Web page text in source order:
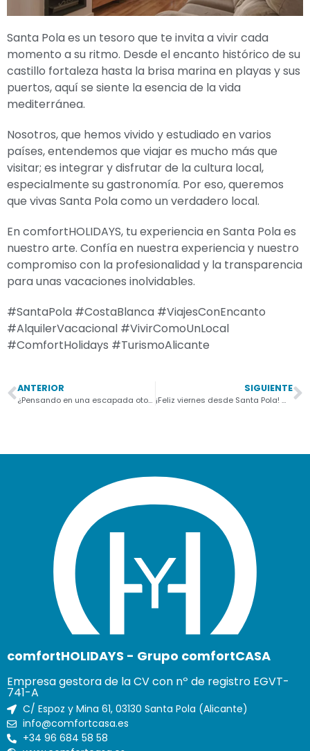
Santa Pola es un tesoro que te invita a vivir cada
momento a su ritmo. Desde el encanto histórico de su
castillo fortaleza hasta la brisa marina en playas y sus
puertos, aquí se siente la esencia de la vida
mediterránea.
Nosotros, que hemos vivido y estudiado en varios
países, entendemos que viajar es mucho más que
visitar; es integrar y disfrutar de la cultura local,
especialmente su gastronomía. Por eso, queremos
que vivas Santa Pola como un verdadero local.
En comfortHOLIDAYS, tu experiencia en Santa Pola es
nuestro arte. Confía en nuestra experiencia y nuestro
compromiso con la profesionalidad y la transparencia
para unas vacaciones inolvidables.
#SantaPola #CostaBlanca #ViajesConEncanto
#AlquilerVacacional #VivirComoUnLocal
#ComfortHolidays #TurismoAlicante
ANTERIOR
¿Pensando en una escapada otoñal? ¡Santa Pola es tu destino ideal! 🍂☀️
SIGUIENTE
¡Feliz viernes desde Santa Pola! ☀️ Si estás planeando tu fin de semana de noviembre, no te pierd…
comfortHOLIDAYS - Grupo comfortCASA
Empresa gestora de la CV con nº de registro EGVT-
741-A
C/ Espoz y Mina 61, 03130 Santa Pola (Alicante)
info@comfortcasa.es
+34 96 684 58 58